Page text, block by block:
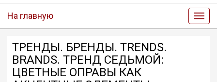
На главную
ТРЕНДЫ. БРЕНДЫ. TRENDS.
BRANDS. ТРЕНД СЕДЬМОЙ:
ЦВЕТНЫЕ ОПРАВЫ КАК